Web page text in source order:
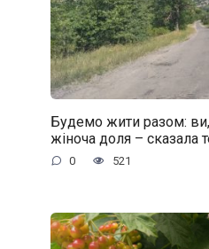
Будемо жити разом:
жіноча доля –
0 521